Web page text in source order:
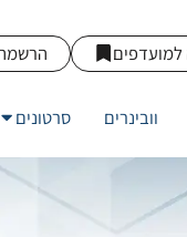
הרשמה
וובינרים סרטונים